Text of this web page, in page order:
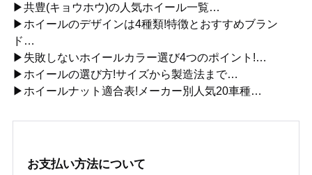
▶共豊(キョウホウ)の人気ホイール一覧…
▶ホイールのデザインは4種類!特徴とおすすめブラン
ド…
▶失敗しないホイールカラー選び4つのポイント!…
▶ホイールの選び方!サイズから製造法まで…
▶ホイールナット適合表!メーカー別人気20車種…
お支払い方法について